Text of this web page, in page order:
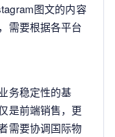
图文的内容
需要根据各平台
务稳定性的基
是前端销售，更
需要协调国际物